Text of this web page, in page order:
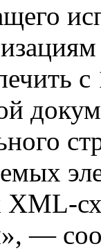
с
—